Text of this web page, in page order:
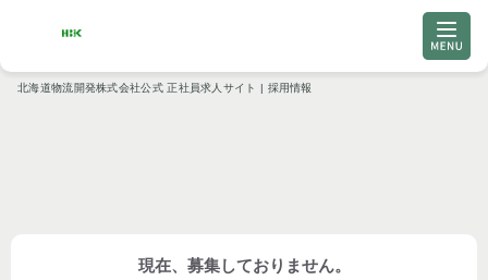
北海道物流開発株式会社公式 正社員求人サイト | 採用情報
現在、募集しておりません。